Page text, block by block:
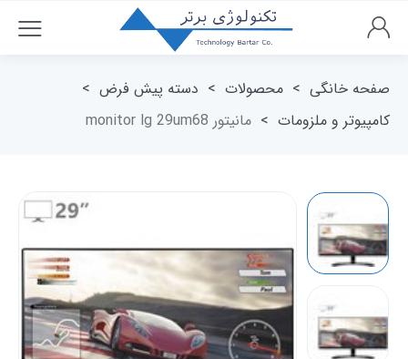
صفحه خانگی > محصولات > دسته پیش فرض >
کامپیوتر و ملزومات > مانیتور monitor lg 29um68